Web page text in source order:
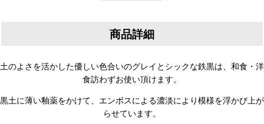
商品詳細
土のよさを活かした優しい色合いのグレイとシックな鉄黒は、和食・洋
食訪わずお使い頂けます。
黒土に薄い釉薬をかけて、エンボスによる濃淡により模様を浮かび上が
らせています。